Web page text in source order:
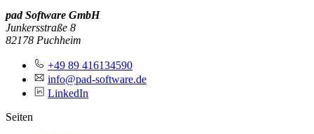
pad Software GmbH
Junkersstraße 8
82178 Puchheim
+49 89 416134590
info@pad-software.de
LinkedIn
Seiten